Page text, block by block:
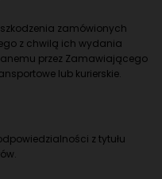
zamówionych
z chwilą ich wydania
przez Zamawiającego
lub kurierskie.
odpowiedzialności z tytułu